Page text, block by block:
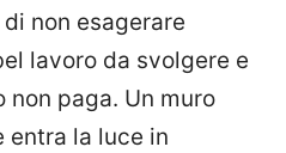
non esagerare
lavoro da svolgere e
non paga. Un muro
entra la luce in